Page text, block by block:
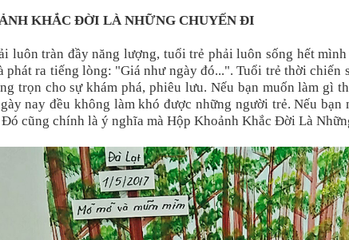
KHẮC ĐỜI LÀ NHỮNG CHUYẾN ĐI
luôn tràn đầy năng lượng, tuổi trẻ phải luôn sống hết
phát ra tiếng lòng: "Giá như ngày đó...". Tuổi trẻ thời chiến
trọn cho sự khám phá, phiêu lưu. Nếu bạn muốn làm gì
nay đều không làm khó được những người trẻ. Nếu
cũng chính là ý nghĩa mà Hộp Khoảnh Khắc Đời Là